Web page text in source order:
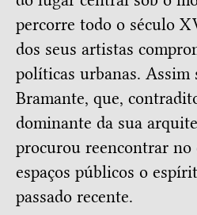
percorre todo o século
dos seus artistas
políticas urbanas. Assim
Bramante, que,
dominante da sua
procurou reencontrar no
espaços públicos o
passado recente.